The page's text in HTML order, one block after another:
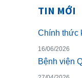
TIN MỚI
16/06/2026